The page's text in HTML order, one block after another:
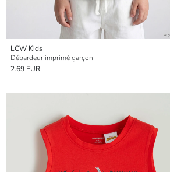
LCW Kids
Débardeur imprimé garçon
2.69 EUR